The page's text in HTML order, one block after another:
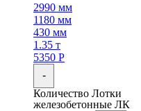
2990 мм
1180 мм
430 мм
1.35 т
5350 Р
-
Количество Лотки
железобетонные ЛК